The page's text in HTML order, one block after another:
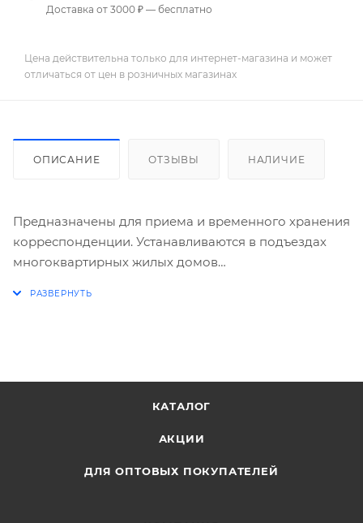
Доставка от 3000 ₽ — бесплатно
Цена действительна только для интернет-магазина и может
отличаться от цен в розничных магазинах
ОПИСАНИЕ ОТЗЫВЫ НАЛИЧИЕ
Предназначены для приема и временного хранения
корреспонденции. Устанавливаются в подъездах
многоквартирных жилых домов
Плюс 12% к цене стандартного ящика.
Дополнительно возможно исполнение с
Каждая секция имеет дверцу, запирающуюся
КАТАЛОГ
АКЦИИ
ДЛЯ ОПТОВЫХ ПОКУПАТЕЛЕЙ